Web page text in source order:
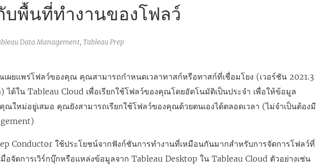
บพื้นที่ทำงานของโฟลว์
Data Management, Tableau Prep
ผยแพร่โฟลว์ของคุณ คุณสามารถกำหนดเวลาทาสก์หรือทาสก์ที่เชื่อมโยง (เวอร์ชัน 2021.3
) ได้ในTableau Cloud เพื่อเรียกใช้โฟลว์ของคุณโดยอัตโนมัติเป็นประจำ เพื่อให้ข้อมูล
ณใหม่อยู่เสมอ คุณยังสามารถเรียกใช้โฟลว์ของคุณด้วยตนเองได้ตลอดเวลา (ไม่จำเป็นต้องมี
)
Conductor ใช้ประโยชน์จากฟังก์ชันการทำงานที่เหมือนกันมากสำหรับการจัดการโฟลว์ที่
อจัดการเวิร์กบุ๊กหรือแหล่งข้อมูลจาก Tableau Desktop ในTableau Cloud ตัวอย่างเช่น